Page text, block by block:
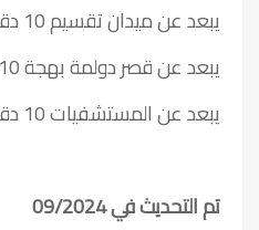
يبعد عن ميدان تقسيم 10 دقائق
يبعد عن قصر دولمة بهجة 10 دقائق
يبعد عن المستشفيات 10 دقائق
تم التحديث في 09/2024